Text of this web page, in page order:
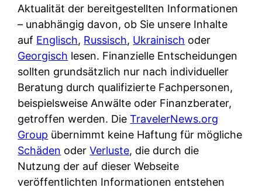
Aktualität der bereitgestellten Informationen
– unabhängig davon, ob Sie unsere Inhalte
auf Englisch, Russisch, Ukrainisch oder
Georgisch lesen. Finanzielle Entscheidungen
sollten grundsätzlich nur nach individueller
Beratung durch qualifizierte Fachpersonen,
beispielsweise Anwälte oder Finanzberater,
getroffen werden. DieTravelerNews.org
Group übernimmt keine Haftung für mögliche
Schäden oderVerluste, die durch die
Nutzung der auf dieser Webseite
veröffentlichten Informationen entstehen